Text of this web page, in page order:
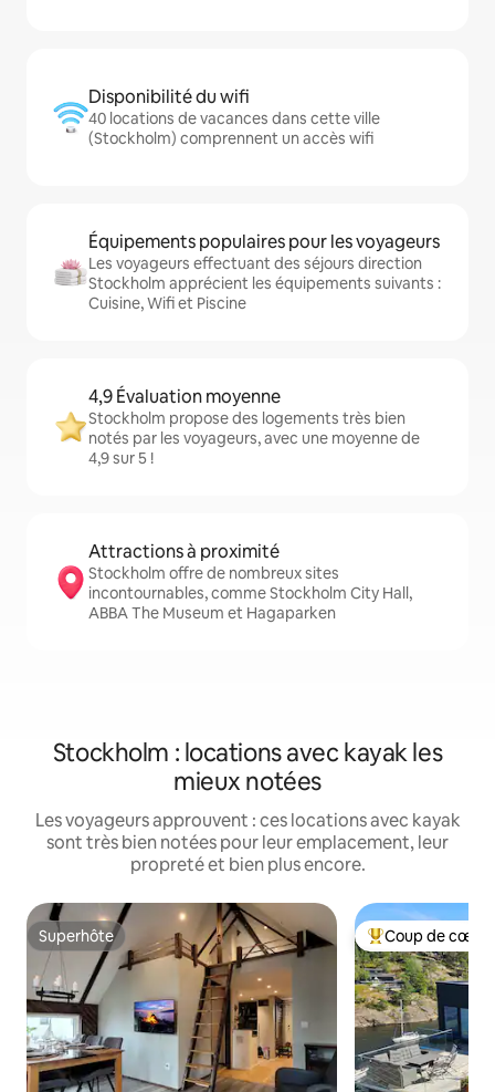
Disponibilité du wifi
40 locations de vacances dans cette ville
(Stockholm) comprennent un accès wifi
Équipements populaires pour les voyageurs
Les voyageurs effectuant des séjours direction
Stockholm apprécient les équipements suivants :
Cuisine, Wifi et Piscine
4,9 Évaluation moyenne
Stockholm propose des logements très bien
notés par les voyageurs, avec une moyenne de
4,9 sur 5 !
Attractions à proximité
Stockholm offre de nombreux sites
incontournables, comme Stockholm City Hall,
ABBA The Museum et Hagaparken
Stockholm : locations avec kayak les
mieux notées
Les voyageurs approuvent : ces locations avec kayak
sont très bien notées pour leur emplacement, leur
propreté et bien plus encore.
Superhôte
Superhôte Coups de cœur
Coup de cœur